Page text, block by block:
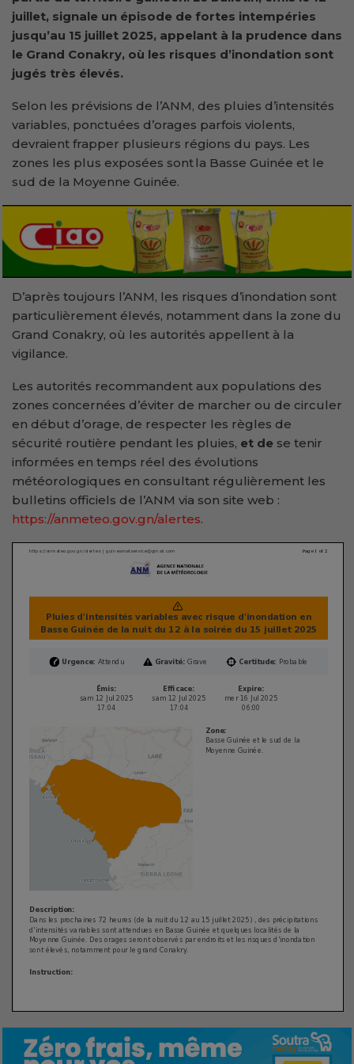
juillet, signale un épisode de fortes intempéries
jusqu’au 15 juillet 2025, appelant à la prudence dans
le Grand Conakry, où les risques d’inondation sont
jugés très élevés.
Selon les prévisions de l’ANM, des pluies d’intensités
variables, ponctuées d’orages parfois violents,
devraient frapper plusieurs régions du pays. Les
zones les plus exposées sont la Basse Guinée et le
sud de la Moyenne Guinée.
D’après toujours l’ANM, les risques d’inondation sont
particulièrement élevés, notamment dans la zone du
Grand Conakry, où les autorités appellent à la
vigilance.
Les autorités recommandent aux populations des
zones concernées d’éviter de marcher ou de circuler
en début d’orage, de respecter les règles de
sécurité routière pendant les pluies, et de se tenir
informées en temps réel des évolutions
météorologiques en consultant régulièrement les
bulletins officiels de l’ANM via son site web :
https://anmeteo.gov.gn/alertes.